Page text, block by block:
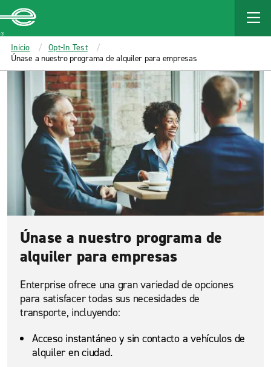
MAIN
CONTENT
Enterprise
Inicio
Opt-In Test
Únase a nuestro programa de alquiler para empresas
Únase a nuestro programa de
alquiler para empresas
Enterprise ofrece una gran variedad de opciones
para satisfacer todas sus necesidades de
transporte, incluyendo:
Acceso instantáneo y sin contacto a vehículos de
alquiler en ciudad.